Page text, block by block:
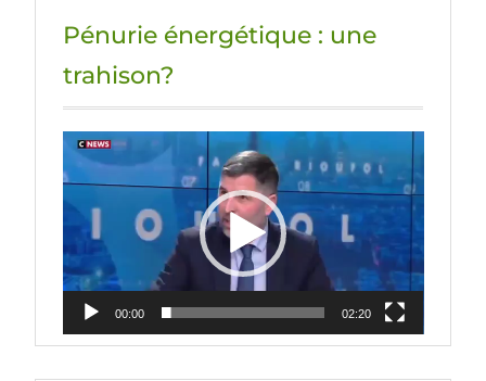
Pénurie énergétique : une
trahison?
Lecteur
vidéo
00:00 02:20